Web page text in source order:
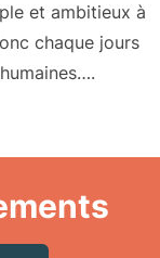
et ambitieux à
chaque jours